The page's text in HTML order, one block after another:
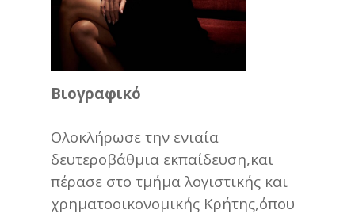
Βιογραφικό
Ολοκλήρωσε την ενιαία
δευτεροβάθμια εκπαίδευση,και
πέρασε στο τμήμα λογιστικής και
χρηματοοικονομικής Κρήτης,όπου